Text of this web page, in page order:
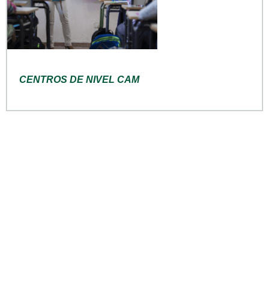
CENTROS DE NIVEL CAM